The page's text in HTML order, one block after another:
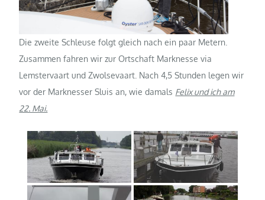
Die zweite Schleuse folgt gleich nach ein paar Metern.
Zusammen fahren wir zur Ortschaft Marknesse via
Lemstervaart und Zwolsevaart. Nach 4,5 Stunden legen wir
vor der Marknesser Sluis an, wie damals Felix und ich am
22. Mai.